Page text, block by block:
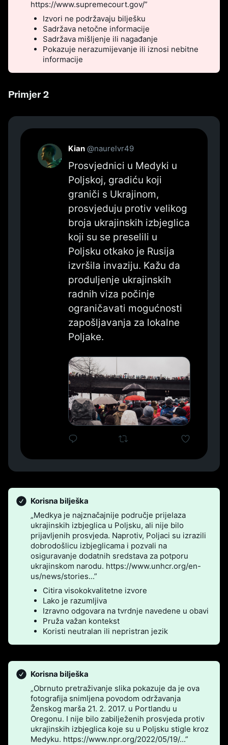
https://www.supremecourt.gov/”
Izvori ne podržavaju bilješku
Sadržava netočne informacije
Sadržava mišljenje ili nagađanje
Pokazuje nerazumijevanje ili iznosi nebitne
informacije
Primjer 2
Kian @naurelvr49
Prosvjednici u Medyki u
Poljskoj, gradiću koji
graniči s Ukrajinom,
prosvjeduju protiv velikog
broja ukrajinskih izbjeglica
koji su se preselili u
Poljsku otkako je Rusija
izvršila invaziju. Kažu da
produljenje ukrajinskih
radnih viza počinje
ograničavati mogućnosti
zapošljavanja za lokalne
Poljake.
Korisna bilješka
„Medkya je najznačajnije područje prijelaza
ukrajinskih izbjeglica u Poljsku, ali nije bilo
prijavljenih prosvjeda. Naprotiv, Poljaci su izrazili
dobrodošlicu izbjeglicama i pozvali na
osiguravanje dodatnih sredstava za potporu
ukrajinskom narodu. https://www.unhcr.org/en-
us/news/stories...”
Citira visokokvalitetne izvore
Lako je razumljiva
Izravno odgovara na tvrdnje navedene u obavi
Pruža važan kontekst
Koristi neutralan ili nepristran jezik
Korisna bilješka
„Obrnuto pretraživanje slika pokazuje da je ova
fotografija snimljena povodom održavanja
Ženskog marša 21. 2. 2017. u Portlandu u
Oregonu. I nije bilo zabilježenih prosvjeda protiv
ukrajinskih izbjeglica koje su u Poljsku stigle kroz
Medyku. https://www.npr.org/2022/05/19/...”